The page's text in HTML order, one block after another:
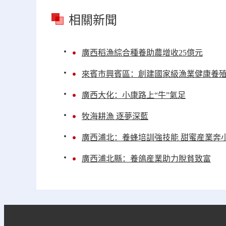
相關新聞
廣西稻漁綜合種養助農增收25億元
來賓市興賓區：創建國家級漁業健康養
廣西大化：小康路上“牛”氣足
牧海耕漁 逐夢深藍
廣西浦北：養蜂培訓強技能 甜蜜産業奔
廣西浦北縣：養鴿産業助力脫貧致富